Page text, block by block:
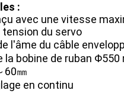
:
avec une vitesse
du servo
l'âme du câble
bobine de ruban Φ550
60㎜
en continu